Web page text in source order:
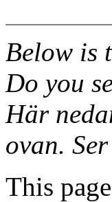
Below is
Do you
Här
ovan.
This